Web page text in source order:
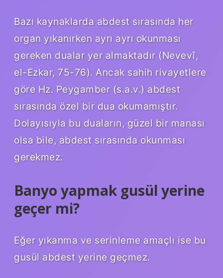
Bazı kaynaklarda abdest sırasında her
organ yıkanırken ayrı ayrı okunması
gereken dualar yer almaktadır (Nevevî,
el-Ezkar, 75-76). Ancak sahih rivayetlere
göre Hz. Peygamber (s.a.v.) abdest
sırasında özel bir dua okumamıştır.
Dolayısıyla bu duaların, güzel bir manası
olsa bile, abdest sırasında okunması
gerekmez.
Banyo yapmak gusül yerine
geçer mi?
Eğer yıkanma ve serinleme amaçlı ise bu
gusül abdest yerine geçmez.